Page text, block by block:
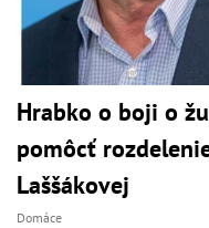
Hrabko o boji o
pomôcť
Laššákovej
Domáce